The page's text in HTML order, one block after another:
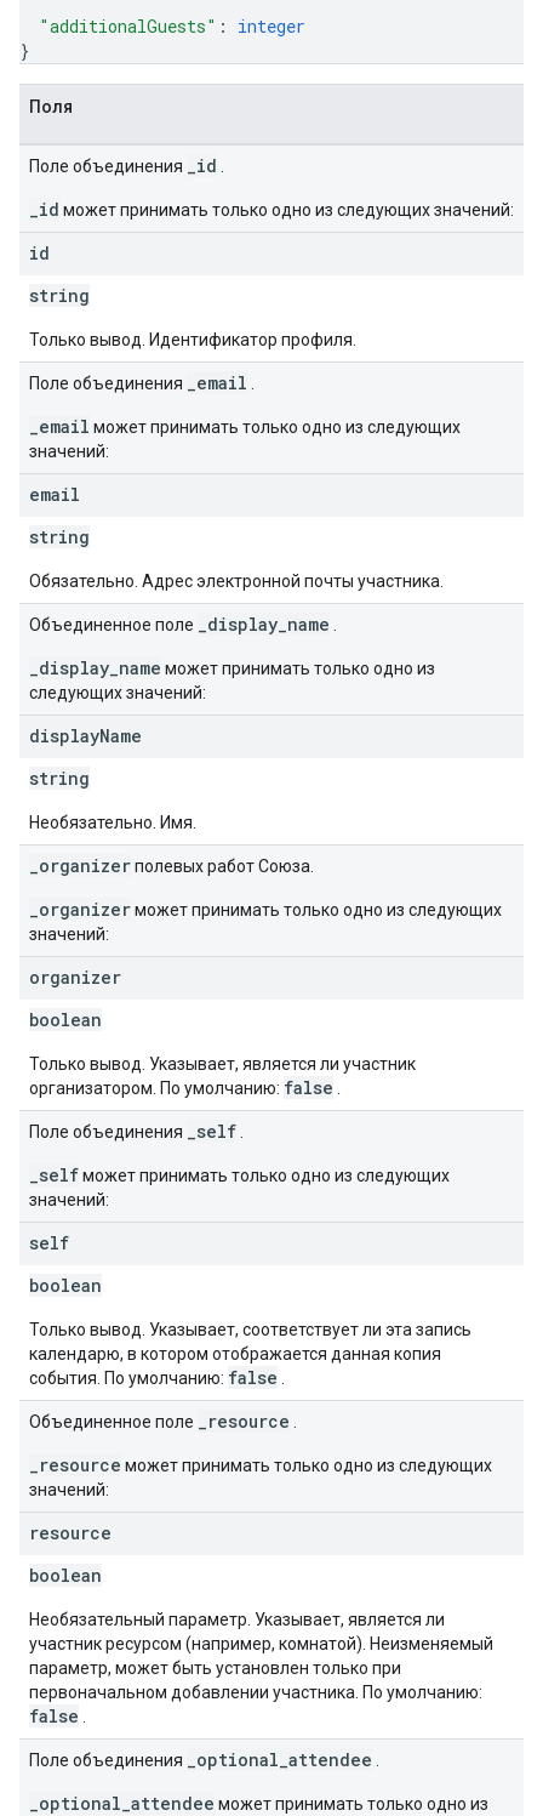
"additionalGuests" : integer
}
Поля
Поле объединения _id
_id может принимать только одно из следующих значений:
id
string
Только вывод. Идентификатор профиля.
Поле объединения _email
_email может принимать только одно из следующих
значений:
email
string
Обязательно. Адрес электронной почты участника.
Объединенное поле _display_name
_display_name может принимать только одно из
следующих значений:
displayName
string
Необязательно. Имя.
_organizerполевых работ Союза.
_organizerможет принимать только одно из следующих
значений:
organizer
boolean
Только вывод. Указывает, является ли участник
организатором. По умолчанию: false
Поле объединения _self
_selfможет принимать только одно из следующих
значений:
self
boolean
Только вывод. Указывает, соответствует ли эта запись
календарю, в котором отображается данная копия
события. По умолчанию: false
Объединенное поле _resource
_resource может принимать только одно из следующих
значений:
resource
boolean
Необязательный параметр. Указывает, является ли
участник ресурсом (например, комнатой). Неизменяемый
параметр, может быть установлен только при
первоначальном добавлении участника. По умолчанию:
false
Поле объединения _optional_attendee
_optional_attendee может принимать только одно из